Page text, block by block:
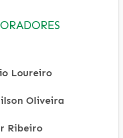
Loureiro
Oliveira
Ribeiro